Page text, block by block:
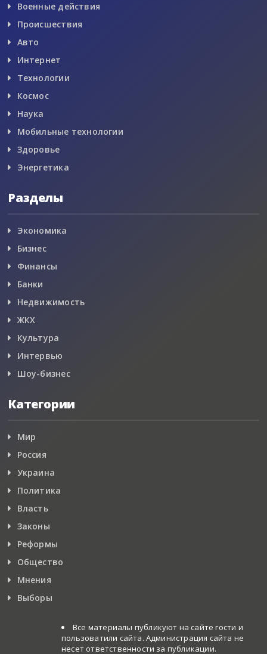
Военные действия
Происшествия
Авто
Интернет
Технологии
Космос
Наука
Мобильные технологии
Здоровье
Энергетика
Разделы
Экономика
Бизнес
Финансы
Банки
Недвижимость
ЖКХ
Культура
Интервью
Шоу-бизнес
Категории
Мир
Россия
Украина
Политика
Власть
Законы
Реформы
Общество
Мнения
Выборы
Все материалы публикуют на сайте гости и
пользоватили сайта. Администрация сайта не
несет ответственности за публикации.